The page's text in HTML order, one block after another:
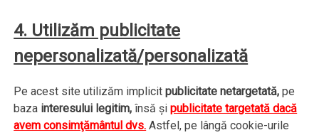
4. Utilizăm publicitate
nepersonalizată/personalizată
Pe acest site utilizăm implicitpublicitate netargetată, pe
baza interesului legitim, însă şipublicitate targetată dacă
avem consimţământul dvs. Astfel, pe lângă cookie-urile